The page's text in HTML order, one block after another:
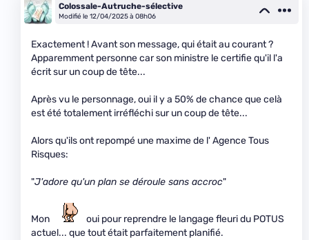
Colossale-Autruche-sélective
Modifié le 12/04/2025 à 08h06
Exactement ! Avant son message, qui était au courant ?
Apparemment personne car son ministre le certifie qu'il l'a
écrit sur un coup de tête...
Après vu le personnage, oui il y a 50% de chance que celà
est été totalement irréfléchi sur un coup de tête...
Alors qu'ils ont repompé une maxime de l' Agence Tous
Risques:
"J'adore qu'un plan se déroule sans accroc"
Mon
oui pour reprendre le langage fleuri du POTUS
actuel... que tout était parfaitement planifié.